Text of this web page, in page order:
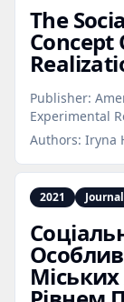
The
Concept
Publisher:
Experimental
Authors: Iryna
2021